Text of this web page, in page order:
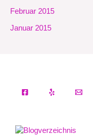
Februar 2015
Januar 2015